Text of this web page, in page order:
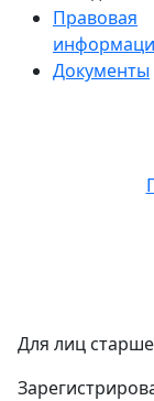
Правовая
Документы
Для лиц старше